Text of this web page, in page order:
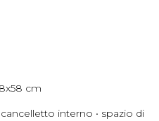
cm
interno • spazio di